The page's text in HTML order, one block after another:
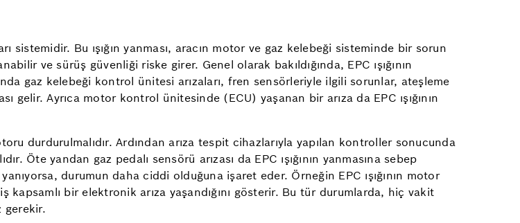
sistemidir. Bu ışığın yanması, aracın motor ve gaz kelebeği sisteminde bir sorun
ve sürüş güvenliği riske girer. Genel olarak bakıldığında, EPC ışığının
gaz kelebeği kontrol ünitesi arızaları, fren sensörleriyle ilgili sorunlar, ateşleme
gelir. Ayrıca motor kontrol ünitesinde (ECU) yaşanan bir arıza da EPC ışığının
durdurulmalıdır. Ardından arıza tespit cihazlarıyla yapılan kontroller sonucunda
Öte yandan gaz pedalı sensörü arızası da EPC ışığının yanmasına sebep
durumun daha ciddi olduğuna işaret eder. Örneğin EPC ışığının motor
kapsamlı bir elektronik arıza yaşandığını gösterir. Bu tür durumlarda, hiç vakit
gerekir.